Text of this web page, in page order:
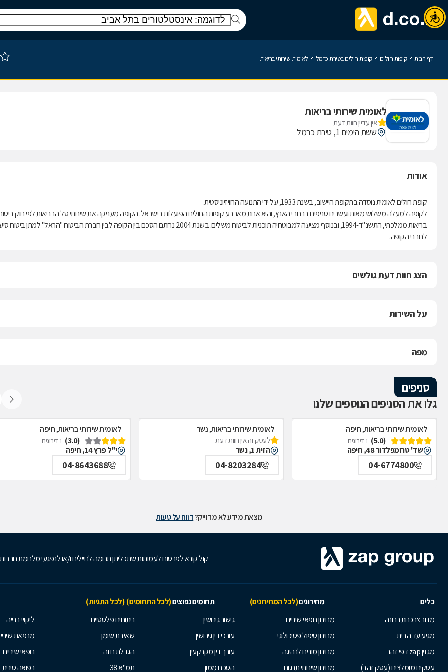
דף הבית קופות חולים קופות חולים בטירת כרמל לאומית שירותי בריאות
לאומית שירותי בריאות
אין עדיין חוות דעת
ששת הימים 1, טירת כרמל
אודות
קופת חולים לאומית נוסדה בתקופת היישוב, בשנת 1933, על ידי התנועה הרוויזיוניסטית.
לקופה למעלה משלוש מאות ועשרים סניפים ברחבי הארץ, והיא אחת מארבע קופות החולים הפועלות בישראל. הקופה מעניקה את שירותי סל הבריאות לפי חוק
בריאות ממלכתי, התשנ"ד-1994, ובנוסף מציעה למבוטחיה תוכניות לביטוח משלים. בשנת 2004 נחתם הסכם בין הקופה לבין חברת הביטוח "הראל" למתן ביטוח
לחברי הקופה.
הצג חוות דעת גולשים
על השירות
מפה
סניפים
גלו את הסניפים הנוספים שלנו
לאומית שירותי בריאות, חיפה
(5.0)
1 דירוגים
שד' טרומפלדור 48, חיפה
04-6774800
לאומית שירותי בריאות, נשר
לעסק זה אין חוות דעת
הזית 1, נשר
04-8203284
לאומית שירותי בריאות, חיפה
(3.0)
1 דירוגים
י"ל פרץ 14, חיפה
04-8643688
מצאת מידע לא מדוייק?דווח על טעות
קול קורא לפרסום לעמותות שתכליתן תרומה לחיילים ו/או לנפגעי מלחמת
כלים מחירונים(לכל המחירונים) תחומים נפוצים(לכל התחומים) (לכל התגיות)
מדור צרכנות נבונה
מגיע עד הבית
מגזין zap דפי זהב
עסקים מומלצים (עסק זהב)
מחירון רופאי שיניים
מחירון טיפול פסיכולוגי
מחירון מורים לנהיגה
מחירון שירותי תרגום
גישור גירושין
עורכי דין גירושין
עורך דין מקרקעין
הסכם ממון
ניתוחים פלסטיים
שאיבת שומן
הגדלת חזה
תמ"א 38
ליקויי בנייה
מרפאת
רופאי שיניים
רפואה סינית